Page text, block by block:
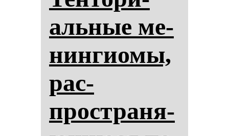
аль­ные ме­
нин­ги­омы,
рас­
простра­ня­